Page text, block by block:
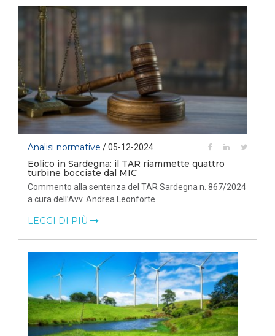
Analisi normative / 05-12-2024
Eolico in Sardegna: il TAR riammette quattro
turbine bocciate dal MIC
Commento alla sentenza del TAR Sardegna n. 867/2024
a cura dell’Avv. Andrea Leonforte
LEGGI DI PIÙ